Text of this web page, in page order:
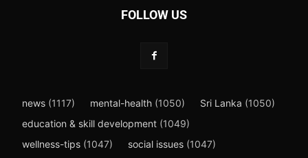
FOLLOW US
news (1117) mental-health (1050) Sri Lanka (1050)
education & skill development (1049)
wellness-tips (1047) social issues (1047)